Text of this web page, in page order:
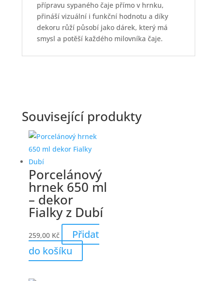
přípravu sypaného čaje přímo v hrnku,
přináší vizuální i funkční hodnotu a díky
dekoru růží působí jako dárek, který má
smysl a potěší každého milovníka čaje.
Související produkty
Porcelánový
hrnek 650 ml
– dekor
Fialky z Dubí
259,00 Kč
Přidat
do košíku